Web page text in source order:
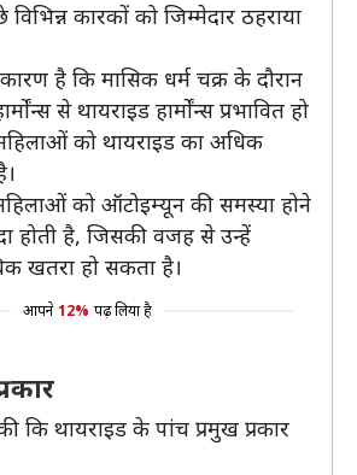
कारकों को जिम्मेदार ठहराया
है कि मासिक धर्म चक्र के दौरान
से थायराइड हार्मोंन्स प्रभावित हो
को थायराइड का अधिक
को ऑटोइम्यून की समस्या होने
होती है, जिसकी वजह से उन्हें
खतरा हो सकता है।
आपने 12% पढ़ लिया है
कि थायराइड के पांच प्रमुख प्रकार